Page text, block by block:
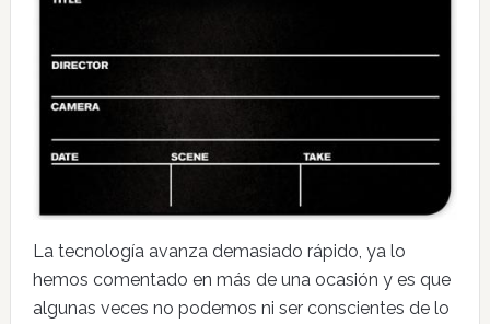
La tecnología avanza demasiado rápido, ya lo
hemos comentado en más de una ocasión y es que
algunas veces no podemos ni ser conscientes de lo